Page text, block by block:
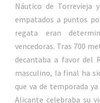
Náutico de Torrevieja
empatados a puntos
regata eran
vencedoras. Tras 700
decantaba a favor del
masculino, la final ha
que va de temporada
Alicante celebraba su